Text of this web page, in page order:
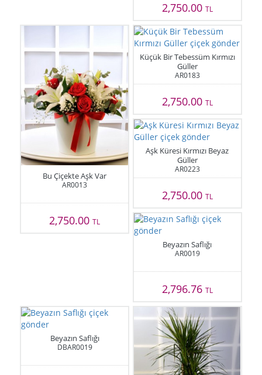
2,750.00 TL
Bu Çiçekte Aşk Var
AR0013
2,750.00TL
Küçük Bir Tebessüm Kırmızı
Güller
AR0183
2,750.00 TL
Aşk Küresi Kırmızı Beyaz
Güller
AR0223
2,750.00 TL
Beyazın Saflığı
AR0019
2,796.76 TL
Beyazın Saflığı
DBAR0019